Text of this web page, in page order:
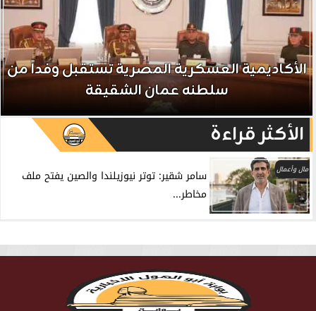
الأكاديمية العسكرية المصرية تستقبل وفداً من
سلطنه عمان الشقيقة
الأكثر قراءة
مال وأعمال
سامر شقير: توتر نيوزيلندا والصين يفتح ملف
مخاطر...